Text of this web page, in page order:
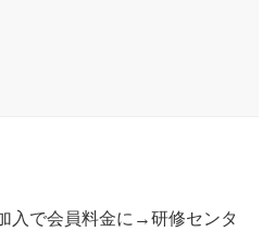
入で会員料金に→研修センタ